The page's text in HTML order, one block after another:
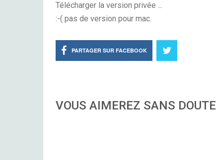
Télécharger la version privée ...
:-( pas de version pour mac.
PARTAGER SUR FACEBOOK
VOUS AIMEREZ SANS DOUTE